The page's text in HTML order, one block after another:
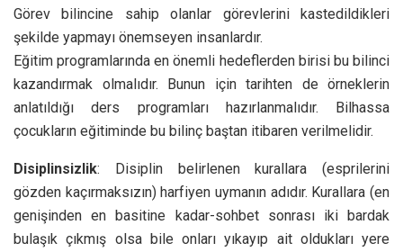
Görev bilincine sahip olanlar görevlerini kastedildikleri
şekilde yapmayı önemseyen insanlardır.
Eğitim programlarında en önemli hedeflerden birisi bu bilinci
kazandırmak olmalıdır. Bunun için tarihten de örneklerin
anlatıldığı ders programları hazırlanmalıdır. Bilhassa
çocukların eğitiminde bu bilinç baştan itibaren verilmelidir.
Disiplinsizlik: Disiplin belirlenen kurallara (esprilerini
gözden kaçırmaksızın) harfiyen uymanın adıdır. Kurallara (en
genişinden en basitine kadar-sohbet sonrası iki bardak
bulaşık çıkmış olsa bile onları yıkayıp ait oldukları yere